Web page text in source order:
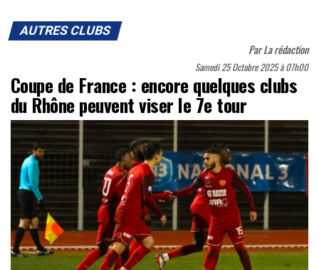
AUTRES CLUBS
ParLa rédaction
Samedi 25 Octobre 2025 à 07h00
Coupe de France : encore quelques clubs
du Rhône peuvent viser le 7e tour